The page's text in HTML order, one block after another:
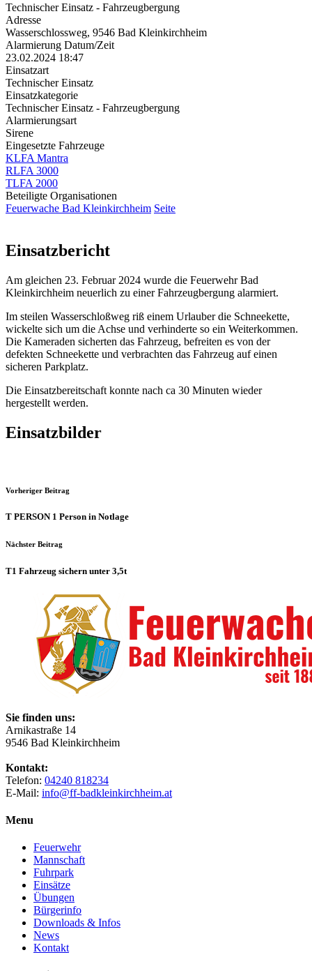
Technischer Einsatz - Fahrzeugbergung
Adresse
Wasserschlossweg, 9546 Bad Kleinkirchheim
Alarmierung Datum/Zeit
23.02.2024 18:47
Einsatzart
Technischer Einsatz
Einsatzkategorie
Technischer Einsatz - Fahrzeugbergung
Alarmierungsart
Sirene
Eingesetzte Fahrzeuge
KLFA Mantra
RLFA 3000
TLFA 2000
Beteiligte Organisationen
Feuerwache Bad Kleinkirchheim Seite
Einsatzbericht
Am gleichen 23. Februar 2024 wurde die Feuerwehr Bad
Kleinkirchheim neuerlich zu einer Fahrzeugbergung alarmiert.
Im steilen Wasserschloßweg riß einem Urlauber die Schneekette,
wickelte sich um die Achse und verhinderte so ein Weiterkommen.
Die Kameraden sicherten das Fahrzeug, befreiten es von der
defekten Schneekette und verbrachten das Fahrzeug auf einen
sicheren Parkplatz.
Die Einsatzbereitschaft konnte nach ca 30 Minuten wieder
hergestellt werden.
Einsatzbilder
Vorheriger Beitrag
T PERSON 1 Person in Notlage
Nächster Beitrag
T1 Fahrzeug sichern unter 3,5t
Sie finden uns:
Arnikastraße 14
9546 Bad Kleinkirchheim
Kontakt:
Telefon: 04240 818234
E-Mail: info@ff-badkleinkirchheim.at
Menu
Feuerwehr
Mannschaft
Fuhrpark
Einsätze
Übungen
Bürgerinfo
Downloads & Infos
News
Kontakt